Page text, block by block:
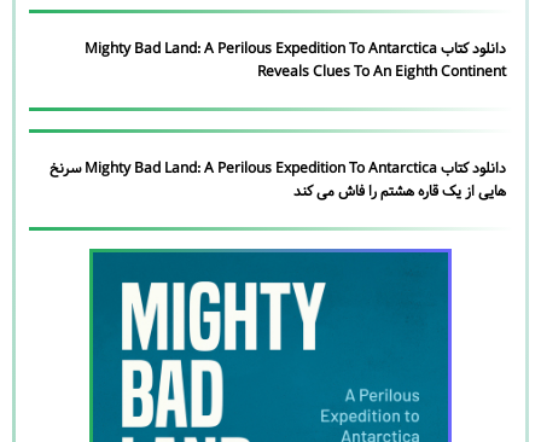
دانلود کتاب Mighty Bad Land: A Perilous Expedition To Antarctica
Reveals Clues To An Eighth Continent
دانلود کتاب Mighty Bad Land: A Perilous Expedition To Antarctica سرنخ
هایی از یک قاره هشتم را فاش می کند